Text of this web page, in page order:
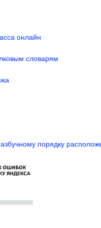
онлайн
словарям
порядку